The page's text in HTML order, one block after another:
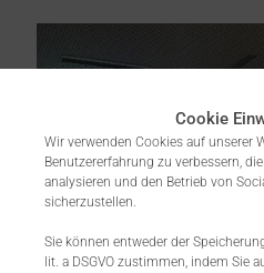
Cookie
Wir verwenden Cookies auf unserer
Benutzererfahrung zu verbessern,
analysieren und den Betrieb von
sicherzustellen.
Sie können entweder der
lit. a DSGVO zustimmen, indem Sie